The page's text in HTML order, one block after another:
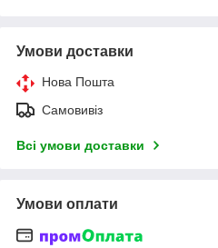
Умови доставки
Нова Пошта
Самовивіз
Всі умови доставки
Умови оплати